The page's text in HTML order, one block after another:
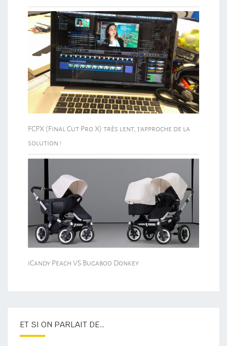
FCPX (Final Cut Pro X) très lent, j’approche de la
solution !
iCandy Peach VS Bugaboo Donkey
ET SI ON PARLAIT DE…